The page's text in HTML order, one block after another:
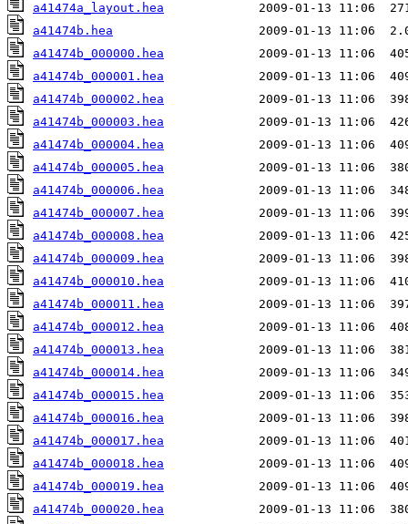
a41474a_layout.hea
a41474b.hea
a41474b_000000.hea
a41474b_000001.hea
a41474b_000002.hea
a41474b_000003.hea
a41474b_000004.hea
a41474b_000005.hea
a41474b_000006.hea
a41474b_000007.hea
a41474b_000008.hea
a41474b_000009.hea
a41474b_000010.hea
a41474b_000011.hea
a41474b_000012.hea
a41474b_000013.hea
a41474b_000014.hea
a41474b_000015.hea
a41474b_000016.hea
a41474b_000017.hea
a41474b_000018.hea
a41474b_000019.hea
a41474b_000020.hea